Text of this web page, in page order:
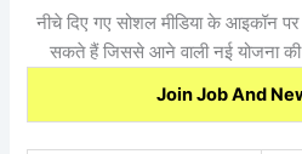
नीचे दिए गए सोशल मीडिया के आइकॉन
सकते हैं जिससे आने वाली नई योजना
Join Job And